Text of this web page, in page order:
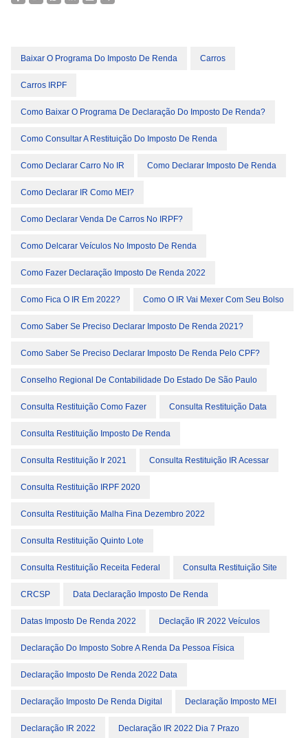
Baixar O Programa Do Imposto De Renda Carros
Carros IRPF
Como Baixar O Programa De Declaração Do Imposto De Renda?
Como Consultar A Restituição Do Imposto De Renda
Como Declarar Carro No IR Como Declarar Imposto De Renda
Como Declarar IR Como MEI?
Como Declarar Venda De Carros No IRPF?
Como Delcarar Veículos No Imposto De Renda
Como Fazer Declaração Imposto De Renda 2022
Como Fica O IR Em 2022? Como O IR Vai Mexer Com Seu Bolso
Como Saber Se Preciso Declarar Imposto De Renda 2021?
Como Saber Se Preciso Declarar Imposto De Renda Pelo CPF?
Conselho Regional De Contabilidade Do Estado De São Paulo
Consulta Restituição Como Fazer Consulta Restituição Data
Consulta Restituição Imposto De Renda
Consulta Restituição Ir 2021 Consulta Restituição IR Acessar
Consulta Restituição IRPF 2020
Consulta Restituição Malha Fina Dezembro 2022
Consulta Restituição Quinto Lote
Consulta Restituição Receita Federal Consulta Restituição Site
CRCSP Data Declaração Imposto De Renda
Datas Imposto De Renda 2022 Declação IR 2022 Veículos
Declaração Do Imposto Sobre A Renda Da Pessoa Física
Declaração Imposto De Renda 2022 Data
Declaração Imposto De Renda Digital Declaração Imposto MEI
Declaração IR 2022 Declaração IR 2022 Dia 7 Prazo